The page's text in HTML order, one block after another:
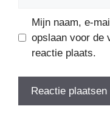
Mijn naam, e-
opslaan voor de
reactie plaats.